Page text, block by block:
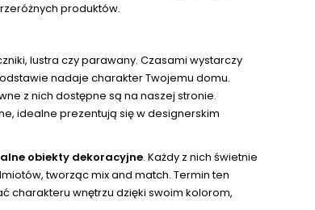
produktów.
lustra czy parawany. Czasami wystarczy
nadaje charakter Twojemu domu.
z nich dostępne są na naszej stronie.
idealne prezentują się w designerskim
obiekty dekoracyjne. Każdy z nich świetnie
tworząc mix and match. Termin ten
charakteru wnętrzu dzięki swoim kolorom,